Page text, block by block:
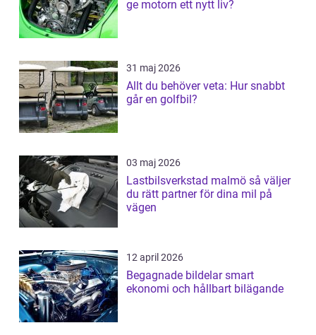
ge motorn ett nytt liv?
31 maj 2026
Allt du behöver veta: Hur snabbt
går en golfbil?
03 maj 2026
Lastbilsverkstad malmö så väljer
du rätt partner för dina mil på
vägen
12 april 2026
Begagnade bildelar smart
ekonomi och hållbart bilägande